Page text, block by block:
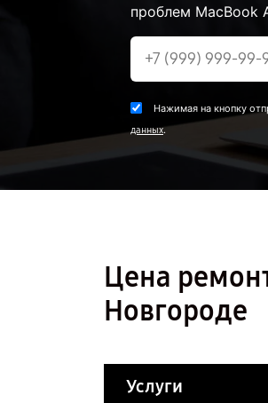
проблем MacBook
Нажимая на кнопку
данных.
Цена
Новгороде
Услуги